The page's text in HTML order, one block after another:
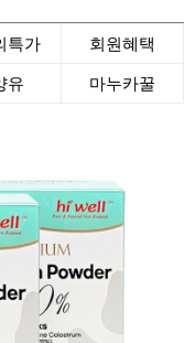
특가 회원혜택
유 마누카꿀